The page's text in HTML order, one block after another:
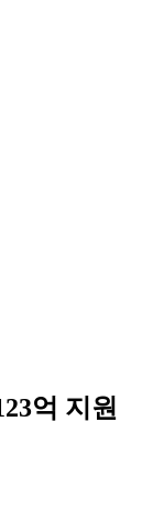
억 지원